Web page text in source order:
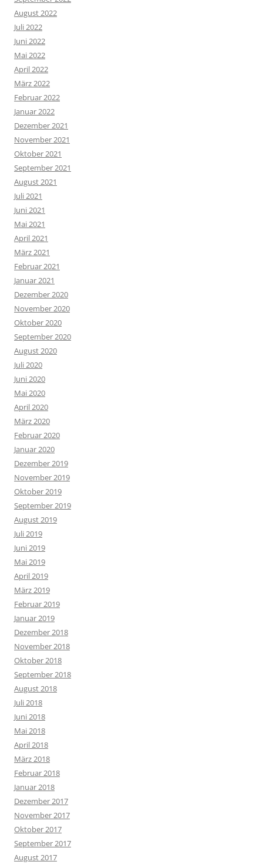
August 2022
Juli 2022
Juni 2022
Mai 2022
April 2022
März 2022
Februar 2022
Januar 2022
Dezember 2021
November 2021
Oktober 2021
September 2021
August 2021
Juli 2021
Juni 2021
Mai 2021
April 2021
März 2021
Februar 2021
Januar 2021
Dezember 2020
November 2020
Oktober 2020
September 2020
August 2020
Juli 2020
Juni 2020
Mai 2020
April 2020
März 2020
Februar 2020
Januar 2020
Dezember 2019
November 2019
Oktober 2019
September 2019
August 2019
Juli 2019
Juni 2019
Mai 2019
April 2019
März 2019
Februar 2019
Januar 2019
Dezember 2018
November 2018
Oktober 2018
September 2018
August 2018
Juli 2018
Juni 2018
Mai 2018
April 2018
März 2018
Februar 2018
Januar 2018
Dezember 2017
November 2017
Oktober 2017
September 2017
August 2017